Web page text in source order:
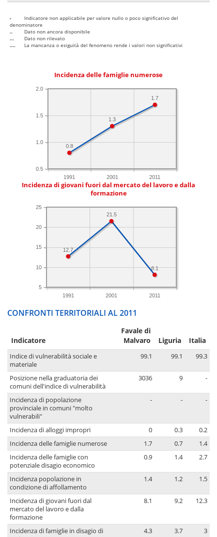
-
Indicatore non applicabile per valore nullo o poco significativo del
denominatore
..
Dato non ancora disponibile
...
Dato non rilevato
....
La mancanza o esiguità del fenomeno rende i valori non significativi
Incidenza delle famiglie numerose
1991 2001 2011
0.5
1.0
1.5
2.0
1.7
1.3
0.8
Incidenza di giovani fuori dal mercato del lavoro e dalla
formazione
1991 2001 2011
5
10
15
20
25
8.1
21.5
12.7
CONFRONTI TERRITORIALI AL 2011
Indicatore
Favale di
Malvaro
Liguria Italia
Indice di vulnerabilità sociale e
materiale
99.1 99.1 99.3
Posizione nella graduatoria dei
comuni dell'indice di vulnerabilità
3036 9 -
Incidenza di popolazione
provinciale in comuni "molto
vulnerabili"
- - -
Incidenza di alloggi impropri 0 0.3
0.2
Incidenza delle famiglie numerose
1.7 0.7
1.4
Incidenza delle famiglie con
potenziale disagio economico
0.9 1.4 2.7
Incidenza popolazione in
condizione di affollamento
1.4 1.2 1.5
Incidenza di giovani fuori dal
mercato del lavoro e dalla
formazione
8.1 9.2 12.3
Incidenza di famiglie in disagio di
4.3 3.7 3